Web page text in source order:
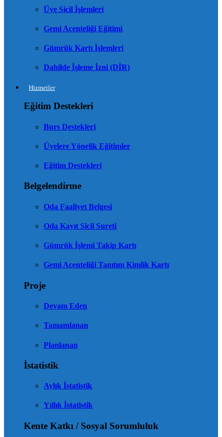
Üye Sicil İşlemleri
Gemi Acenteliği Eğitimi
Gümrük Kartı İşlemleri
Dahilde İşleme İzni (DİR)
Hizmetler
Eğitim Destekleri
Burs Destekleri
Üyelere Yönelik Eğitimler
Eğitim Destekleri
Belgelendirme
Oda Faaliyet Belgesi
Oda Kayıt Sicil Sureti
Gümrük İşlemi Takip Kartı
Gemi Acenteliği Tanıtım Kimlik Kartı
Proje
Devam Eden
Tamamlanan
Planlanan
İstatistik
Aylık İstatistik
Yıllık İstatistik
Kente Katkı / Sosyal Sorumluluk